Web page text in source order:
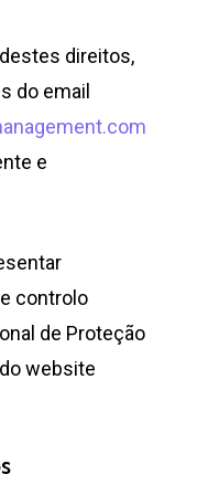
direitos,
do email
e
controlo
de Proteção
website